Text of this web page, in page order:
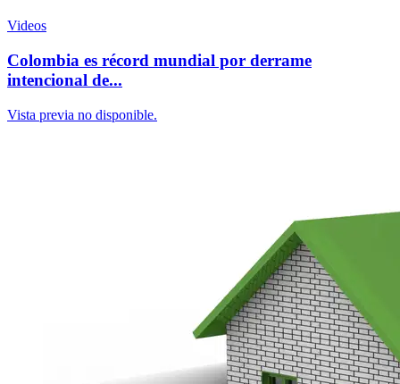
Videos
Colombia es récord mundial por derrame
intencional de...
Vista previa no disponible.